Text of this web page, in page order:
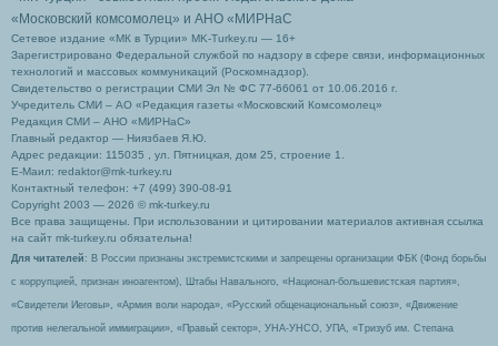
«Московский комсомолец» и АНО «МИРНаС
Сетевое издание «МК в Турции» MK-Turkey.ru — 16+
Зарегистрировано Федеральной службой по надзору в сфере связи, информационных
технологий и массовых коммуникаций (Роскомнадзор).
Свидетельство о регистрации СМИ Эл № ФС 77-66061 от 10.06.2016 г.
Учредитель СМИ – АО «Редакция газеты «Московский Комсомолец»
Редакция СМИ – АНО «МИРНаС»
Главный редактор — Ниязбаев Я.Ю.
Адрес редакции: 115035 , ул. Пятницкая, дом 25, строение 1.
Е-Маил: redaktor@mk-turkey.ru
Контактный телефон: +7 (499) 390-08-91
Copyright 2003 — 2026 © mk-turkey.ru
Все права защищены. При использовании и цитировании материалов активная ссылка
на сайт mk-turkey.ru обязательна!
Для читателей : В России признаны экстремистскими и запрещены организации ФБК (Фонд борьбы
с коррупцией, признан иноагентом), Штабы Навального, «Национал-большевистская партия»,
«Свидетели Иеговы», «Армия воли народа», «Русский общенациональный союз», «Движение
против нелегальной иммиграции», «Правый сектор», УНА-УНСО, УПА, «Тризуб им. Степана